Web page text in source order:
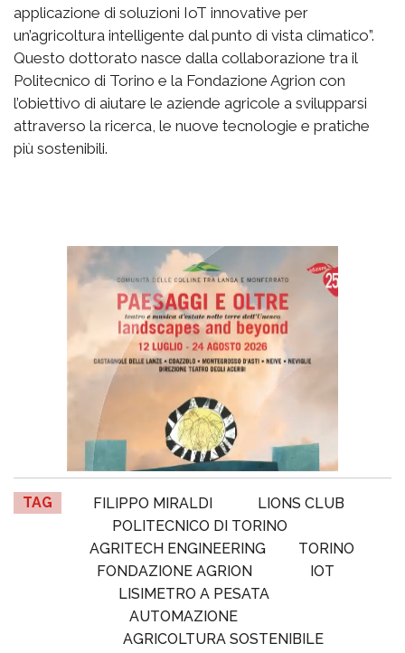
applicazione di soluzioni IoT innovative per
un’agricoltura intelligente dal punto di vista climatico”.
Questo dottorato nasce dalla collaborazione tra il
Politecnico di Torino e la Fondazione Agrion con
l’obiettivo di aiutare le aziende agricole a svilupparsi
attraverso la ricerca, le nuove tecnologie e pratiche
più sostenibili.
TAG FILIPPO MIRALDI
LIONS CLUB
POLITECNICO DI TORINO
AGRITECH ENGINEERING
TORINO
FONDAZIONE AGRION
IOT
LISIMETRO A PESATA
AUTOMAZIONE
AGRICOLTURA SOSTENIBILE